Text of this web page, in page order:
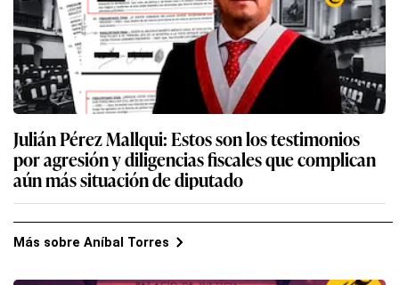
Julián Pérez Mallqui: Estos son los testimonios
por agresión y diligencias fiscales que complican
aún más situación de diputado
Más sobre Aníbal Torres